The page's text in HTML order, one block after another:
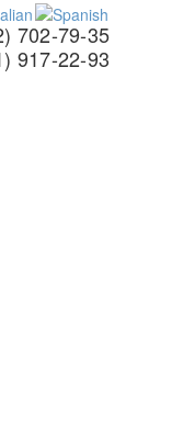
702-79-35
917-22-93